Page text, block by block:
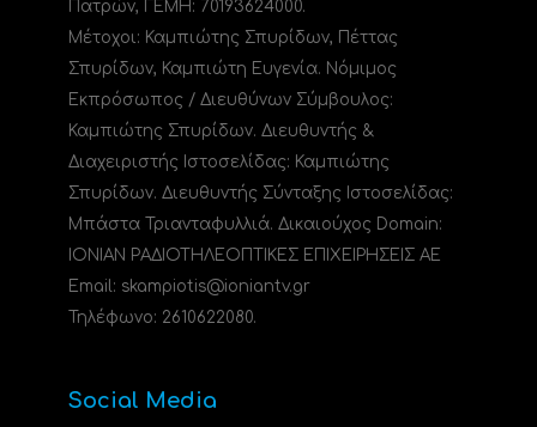
Πατρών, ΓΕΜΗ: 70193624000.
Μέτοχοι: Καμπιώτης Σπυρίδων, Πέττας
Σπυρίδων, Καμπιώτη Ευγενία. Νόμιμος
Εκπρόσωπος / Διευθύνων Σύμβουλος:
Καμπιώτης Σπυρίδων. Διευθυντής &
Διαχειριστής Ιστοσελίδας: Καμπιώτης
Σπυρίδων. Διευθυντής Σύνταξης Ιστοσελίδας:
Μπάστα Τριανταφυλλιά. Δικαιούχος Domain:
ΙΟΝΙΑΝ ΡΑΔΙΟΤΗΛΕΟΠΤΙΚΕΣ ΕΠΙΧΕΙΡΗΣΕΙΣ ΑΕ
Email: skampiotis@ioniantv.gr
Τηλέφωνο: 2610622080.
Social Media